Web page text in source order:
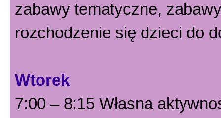
zabawy tematyczne,
rozchodzenie się dzieci do
Wtorek
7:00 – 8:15 Własna